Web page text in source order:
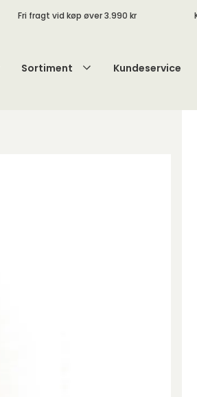
Fri fragt vid køp øver 3.990 kr
Sortiment Kundeservice